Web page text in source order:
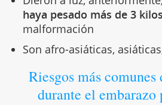
haya pesado más de 3 kilos
malformación
Son afro-asiáticas,
Riesgos más
durante el embarazo